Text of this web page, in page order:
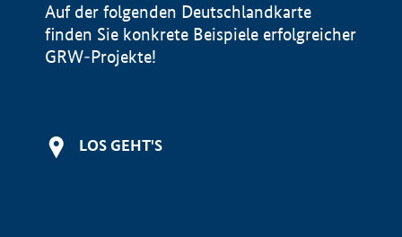
Auf der folgenden Deutschlandkarte
finden Sie konkrete Beispiele erfolgreicher
GRW-Projekte!
LOS GEHT'S